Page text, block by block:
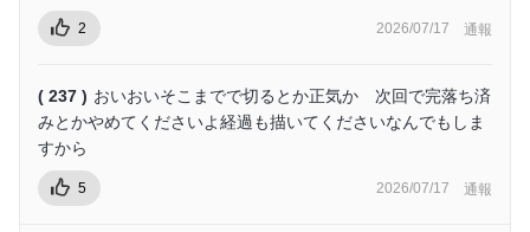
2 2026/07/17 通報
( 237 ) おいおいそこまでで切るとか正気か 次回で完落ち済
みとかやめてくださいよ経過も描いてくださいなんでもしま
すから
5 2026/07/17 通報